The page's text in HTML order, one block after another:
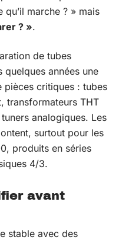
qu’il marche ? » mais
? ».
de tubes
années une
pièces critiques : tubes
transformateurs THT
analogiques. Les
surtout pour les
produits en séries
4/3.
avant
stable avec des